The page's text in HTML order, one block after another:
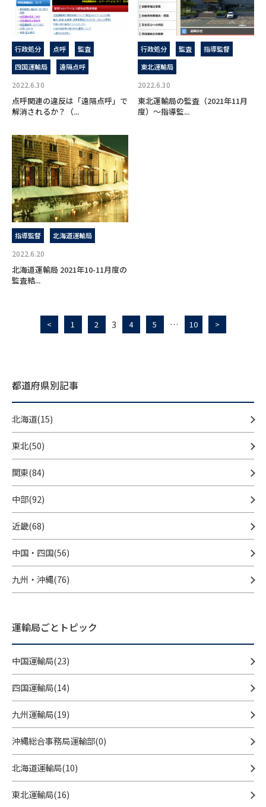
行政処分 点呼
監査
四国運輸局
遠隔点呼
2022.6.30
点呼関連の違反は「遠隔点呼」で
解消されるか？（...
行政処分 監査
指導監督
東北運輸局
2022.6.30
東北運輸局の監査（2021年11月
度）～指導監...
指導監督 北海道運輸局
2022.6.20
北海道運輸局 2021年10-11月度の
監査結...
< 1 2 3 4 5 … 10 >
都道府県別記事
北海道(15)
東北(50)
関東(84)
中部(92)
近畿(68)
中国・四国(56)
九州・沖縄(76)
運輸局ごとトピック
中国運輸局(23)
四国運輸局(14)
九州運輸局(19)
沖縄総合事務局運輸部(0)
北海道運輸局(10)
東北運輸局(16)